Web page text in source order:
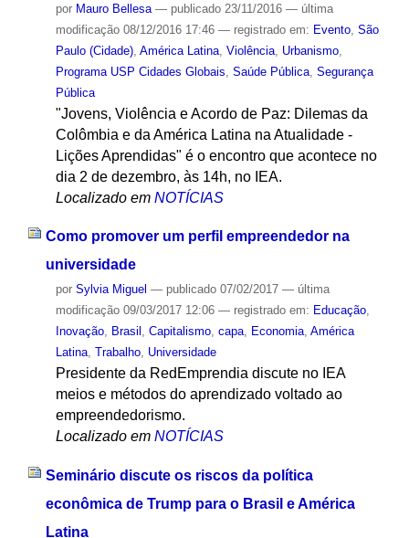
por Mauro Bellesa — publicado23/11/2016 — última
modificação08/12/2016 17:46 — registrado em: Evento, São
Paulo (Cidade), América Latina, Violência, Urbanismo,
Programa USP Cidades Globais Saúde Pública, Segurança
Pública
"Jovens, Violência e Acordo de Paz: Dilemas da
Colômbia e da América Latina na Atualidade -
Lições Aprendidas" é o encontro que acontece no
dia 2 de dezembro, às 14h, no IEA.
Localizado em NOTÍCIAS
Como promover um perfil empreendedor na
universidade
por Sylvia Miguel — publicado07/02/2017 — última
modificação09/03/2017 12:06 — registrado em: Educação,
Inovação, Brasil , Capitalismo, capa, Economia, América
Latina, Trabalho, Universidade
Presidente da RedEmprendia discute no IEA
meios e métodos do aprendizado voltado ao
empreendedorismo.
Localizado em NOTÍCIAS
Seminário discute os riscos da política
econômica de Trump para o Brasil e América
Latina